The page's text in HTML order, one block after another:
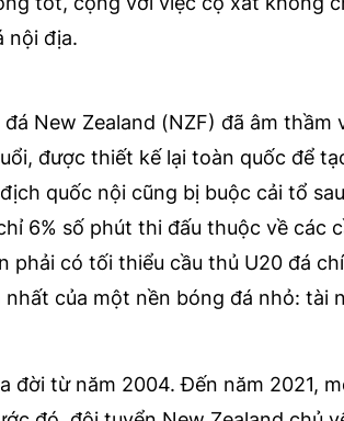
nội địa.
New Zealand (NZF) đã âm thầm
được thiết kế lại toàn quốc để
quốc nội cũng bị buộc cải tổ
6% số phút thi đấu thuộc về các
phải có tối thiểu cầu thủ U20 đá
của một nền bóng đá nhỏ: tài
đời từ năm 2004. Đến năm 2021,